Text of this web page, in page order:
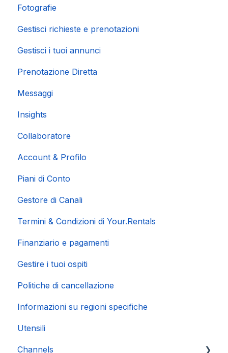
Fotografie
Gestisci richieste e prenotazioni
Gestisci i tuoi annunci
Prenotazione Diretta
Messaggi
Insights
Collaboratore
Account & Profilo
Piani di Conto
Gestore di Canali
Termini & Condizioni di Your.Rentals
Finanziario e pagamenti
Gestire i tuoi ospiti
Politiche di cancellazione
Informazioni su regioni specifiche
Utensili
Channels